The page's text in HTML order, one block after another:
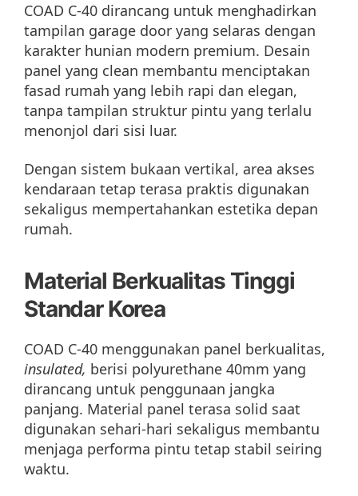
COAD C-40 dirancang untuk menghadirkan
tampilan garage door yang selaras dengan
karakter hunian modern premium. Desain
panel yang clean membantu menciptakan
fasad rumah yang lebih rapi dan elegan,
tanpa tampilan struktur pintu yang terlalu
menonjol dari sisi luar.
Dengan sistem bukaan vertikal, area akses
kendaraan tetap terasa praktis digunakan
sekaligus mempertahankan estetika depan
rumah.
Material Berkualitas Tinggi
Standar Korea
COAD C-40 menggunakan panel berkualitas,
insulated, berisi polyurethane 40mm yang
dirancang untuk penggunaan jangka
panjang. Material panel terasa solid saat
digunakan sehari-hari sekaligus membantu
menjaga performa pintu tetap stabil seiring
waktu.